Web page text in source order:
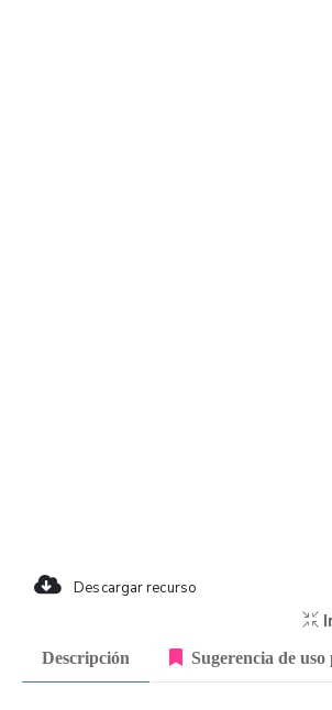
Descargar recurso
Descripción Sugerencia de uso